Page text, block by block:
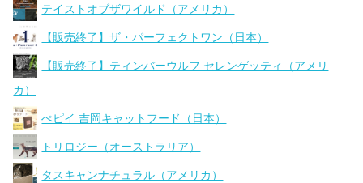
テイストオブザワイルド（アメリカ）
【販売終了】ザ・パーフェクトワン（日本）
【販売終了】ティンバーウルフ セレンゲッティ（アメリ
カ）
ぺピイ 吉岡キャットフード（日本）
トリロジー（オーストラリア）
タスキャンナチュラル（アメリカ）